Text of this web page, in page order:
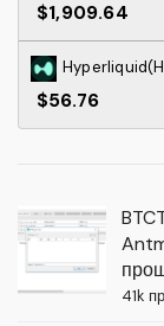
$1,909.64
$56.76
41k